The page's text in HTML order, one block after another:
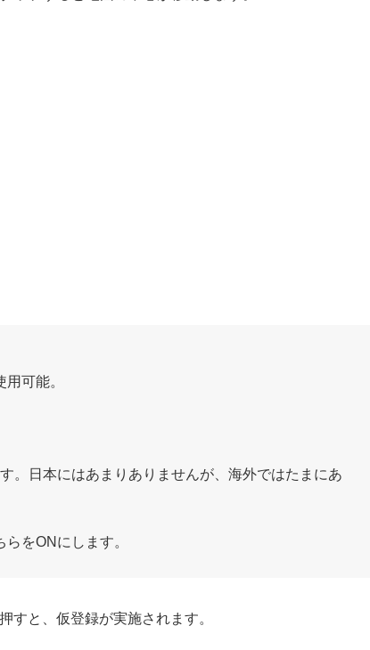
可能。
。日本にはあまりありませんが、海外ではたまにあ
をONにします。
すと、仮登録が実施されます。